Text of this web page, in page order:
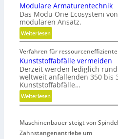
Modulare Armaturentechnik
Das Modu One Ecosystem
modularen Ansatz.
Weiterlesen:
M
o
d
u
l
a
r
e
r
m
Verfahren für
Kunststoffabfälle vermeiden
Derzeit werden lediglich
weltweit anfallenden 350 bis
Kunststoffabfälle…
Weiterlesen:
K
n
s
Maschinenbauer steigt von
Zahnstangenantriebe um